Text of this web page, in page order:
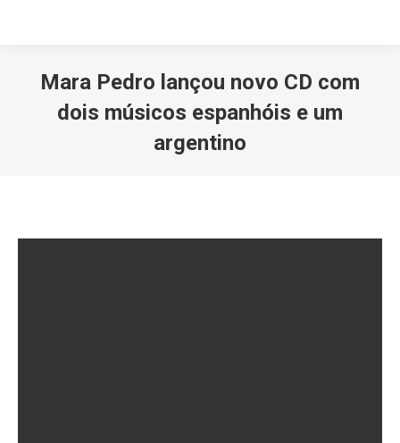
Mara Pedro lançou novo CD com
dois músicos espanhóis e um
argentino